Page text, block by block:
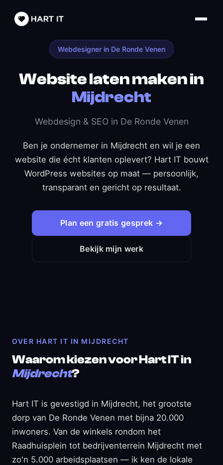
Webdesigner in De Ronde Venen
Website laten maken in
Mijdrecht
Webdesign & SEO in De Ronde Venen
Ben je ondernemer in Mijdrecht en wil je een
website die écht klanten oplevert? Hart IT bouwt
WordPress websites op maat — persoonlijk,
transparant en gericht op resultaat.
Plan een gratis gesprek →
Bekijk mijn werk
OVER HART IT IN MIJDRECHT
Waarom kiezen voor Hart IT in
Mijdrecht?
Hart IT is gevestigd in Mijdrecht, het grootste
dorp van De Ronde Venen met bijna 20.000
inwoners. Van de winkels rondom het
Raadhuisplein tot bedrijventerrein Mijdrecht met
zo'n 5.000 arbeidsplaatsen — ik ken de lokale